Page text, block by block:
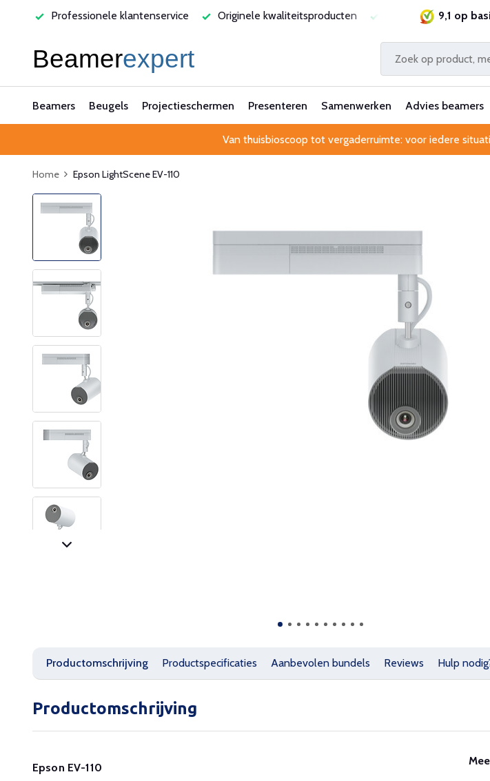
Originele kwaliteitsproducten Laagste prijsgarantie Al 25 jaar betrouwbaar en
9,1 op
Beamers Beugels Projectieschermen Presenteren Samenwerken Advies beamers
Van thuisbioscoop tot vergaderruimte: voor iedere
Home Epson LightScene EV-110
Productomschrijving Productspecificaties Aanbevolen bundels Reviews Hulp
Productomschrijving
Epson EV-110